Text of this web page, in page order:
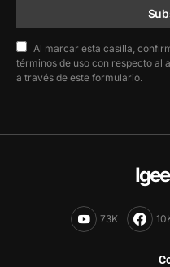
Al marcar esta casilla,
términos de uso con respecto al
a través de este formulario.
73K